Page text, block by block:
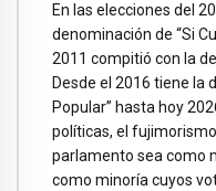
En las elecciones del
denominación de “Si
2011 compitió con la
Desde el 2016 tiene la
Popular” hasta hoy
políticas, el
parlamento sea como
como minoría cuyos